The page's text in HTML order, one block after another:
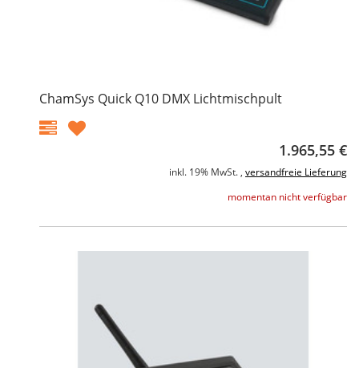
ChamSys Quick Q10 DMX Lichtmischpult
1.965,55 €
inkl. 19% MwSt. , versandfreie Lieferung
momentan nicht verfügbar